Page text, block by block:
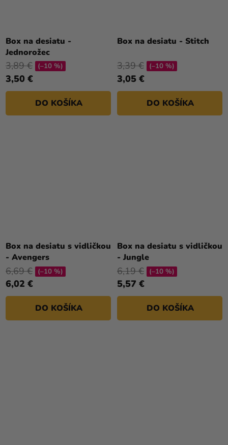
Box na desiatu -
Jednorožec
3,50 €
3,89 € (–10 %)
DO KOŠÍKA
Box na desiatu - Stitch
3,05 €
3,39 € (–10 %)
DO KOŠÍKA
Box na desiatu s vidličkou
- Avengers
6,02 €
6,69 € (–10 %)
DO KOŠÍKA
Box na desiatu s vidličkou
- Jungle
5,57 €
6,19 € (–10 %)
DO KOŠÍKA